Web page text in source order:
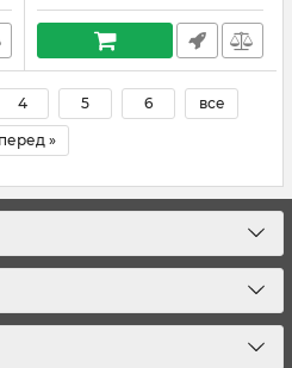
4 5 6 все
»